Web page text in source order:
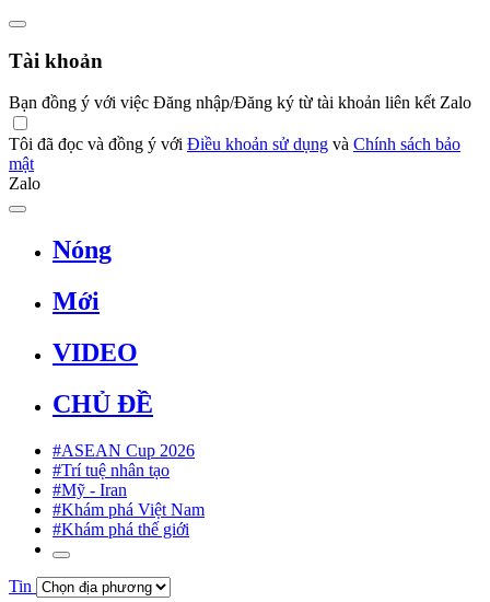
Tài khoản
Bạn đồng ý với việc Đăng nhập/Đăng ký từ tài khoản liên kết Zalo
Tôi đã đọc và đồng ý với Điều khoản sử dụng và Chính sách bảo
mật
Zalo
Nóng
Mới
VIDEO
CHỦ ĐỀ
#ASEAN Cup 2026
#Trí tuệ nhân tạo
#Mỹ - Iran
#Khám phá Việt Nam
#Khám phá thế giới
Tin